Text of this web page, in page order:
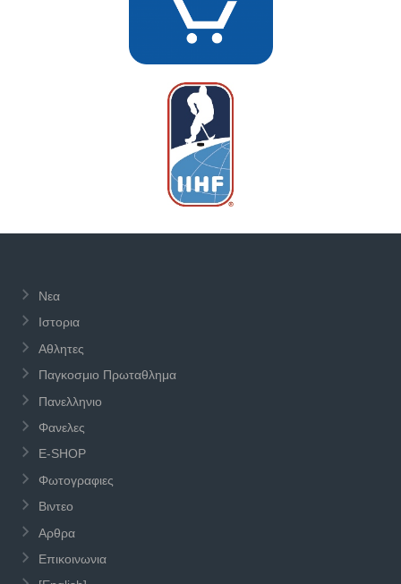
Νεα
Ιστορια
Αθλητες
Παγκοσμιο Πρωταθλημα
Πανελληνιο
Φανελες
E-SHOP
Φωτογραφιες
Βιντεο
Αρθρα
Επικοινωνια